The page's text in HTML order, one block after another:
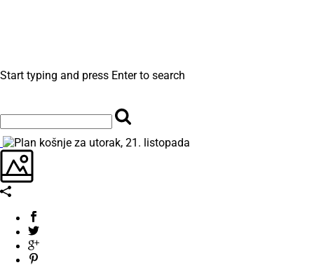
Start typing and press Enter to search